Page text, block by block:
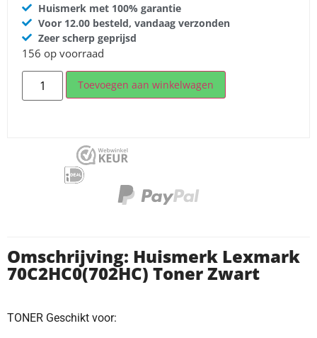
Huismerk met 100% garantie
Voor 12.00 besteld, vandaag verzonden
Zeer scherp geprijsd
156 op voorraad
Toevoegen aan winkelwagen
Omschrijving: Huismerk Lexmark
70C2HC0(702HC) Toner Zwart
TONER Geschikt voor: